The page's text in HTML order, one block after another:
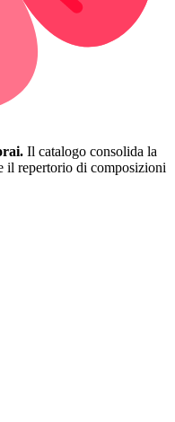
Il catalogo consolida la
il repertorio di composizioni